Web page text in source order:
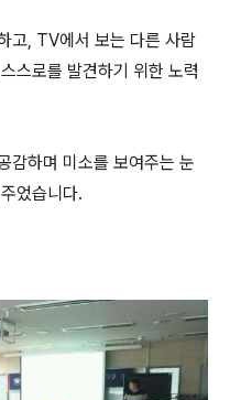
고, TV에서 보는 다른 사람
스로를 발견하기 위한 노력
감하며 미소를 보여주는 눈
었습니다.